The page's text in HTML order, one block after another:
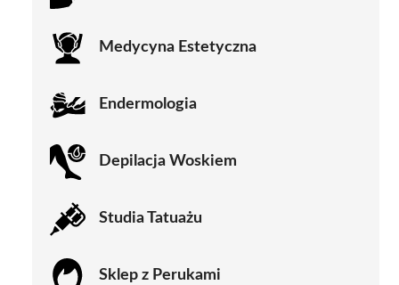
Medycyna Estetyczna
Endermologia
Depilacja Woskiem
Studia Tatuażu
Sklep z Perukami